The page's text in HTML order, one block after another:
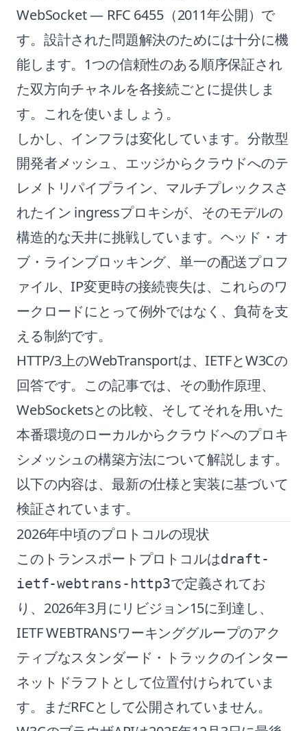
WebSocket — RFC 6455（2011年公開）で
す。設計された問題解決のためには十分に機
能します。1つの信頼性のある順序保証され
た双方向チャネルを各接続ごとに提供しま
す。これを使いましょう。
しかし、インフラは変化しています。分散型
開発者メッシュ、エッジからクラウドへのテ
レメトリパイプライン、マルチプレックスさ
れたイン ingressプロキシが、そのモデルの
構造的な天井に挑戦しています。ヘッド・オ
ブ・ラインブロッキング、単一の配送プロフ
ァイル、IP変更時の接続喪失は、これらのワ
ークロードにとって例外ではなく、負荷を支
える制約です。
HTTP/3上のWebTransportは、IETFとW3Cの
回答です。この記事では、その動作原理、
WebSocketsとの比較、そしてそれを用いた
本番環境のローカルからクラウドへのプロキ
シメッシュの構築方法について解説します。
以下の内容は、最新の仕様と実装に基づいて
検証されています。
2026年中頃のプロトコルの現状
このトランスポートプロトコルはdraft-
ietf-webtrans-http3で定義されてお
り、2026年3月にリビジョン15に到達し、
IETF WEBTRANSワーキンググループのアク
ティブなスタンダード・トラックのインター
ネットドラフトとして位置付けられていま
す。まだRFCとして公開されていません。